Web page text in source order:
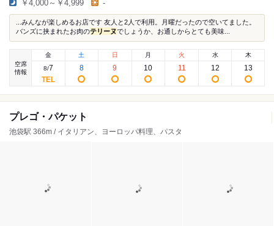
￥4,000～￥4,999 -
...みんなが楽しめるお店です 友人と2人で利用。月曜だったので空いてました。
バンズに挟まれたお肉のテリーヌでしょうか、お通しからとても美味...
空席
情報
金
8/7
土
8
日
9
月
10
火
11
水
12
木
13
プレゴ・パケット
池袋駅 366m / イタリアン、ヨーロッパ料理、パスタ